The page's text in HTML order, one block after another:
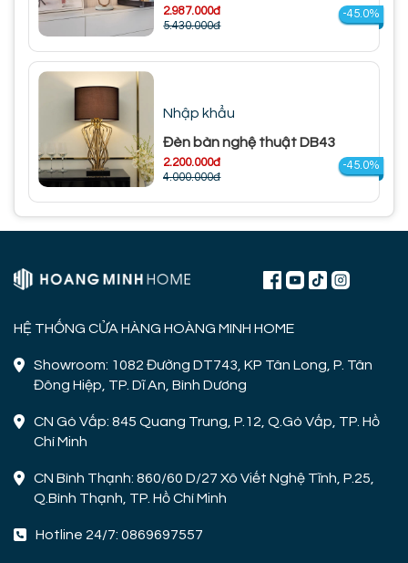
2.987.000đ
5.430.000đ
-45.0%
Nhập khẩu
Đèn bàn nghệ thuật DB43
2.200.000đ
4.000.000đ
-45.0%
HỆ THỐNG CỬA HÀNG HOÀNG MINH HOME
Showroom: 1082 Đường DT743, KP Tân Long, P. Tân
Đông Hiệp, TP. Dĩ An, Bình Dương
CN Gò Vấp: 845 Quang Trung, P.12, Q.Gò Vấp, TP. Hồ
Chí Minh
CN Bình Thạnh: 860/60 D/27 Xô Viết Nghệ Tĩnh, P.25,
Q.Bình Thạnh, TP. Hồ Chí Minh
Hotline 24/7: 0869697557